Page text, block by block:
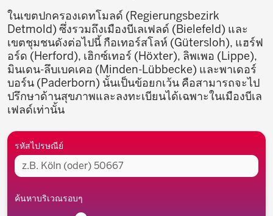
ในเขตปกครองเดทโมลด์ (Regierungsbezirk
Detmold) ซึ่งรวมถึงเมืองบีเลเฟลด์ (Bielefeld) และ
เขตชุมชนดังต่อไปนี้ กือเทอร์สโลห์ (Gütersloh), แฮร์ฟ
อร์ด (Herford), เฮิกซ์เทอร์ (Höxter), ลิพเพอ (Lippe),
มินเดน-ลึบเบคเคอ (Minden-Lübbecke) และพาเดอร์
บอร์น (Paderborn) นั้นเป็นข้อยกเว้น คือสามารถจะไป
ปรึกษาด้านสุขภาพและลงทะเบียนได้เฉพาะในเมืองบีเล
เฟลด์เท่านั้น
ในรัศมี
รหัสไปรษณีย์
ค้นหาบริเวณรอบๆ